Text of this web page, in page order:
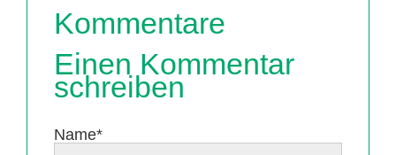
Kommentare
Einen Kommentar
schreiben
Pflichtfeld
Name*